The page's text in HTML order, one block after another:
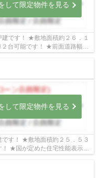
して限定物件を見る
です！ ★敷地面積約２６．１
２台可能です！ ★前面道路幅員
して限定物件を見る
す！ ★敷地面積約２５．５３
！ ★国が定めた住宅性能表示制